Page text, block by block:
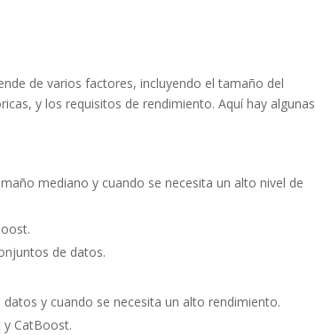
de varios factores, incluyendo el tamaño del
y los requisitos de rendimiento. Aquí hay algunas
mediano y cuando se necesita un alto nivel de
de datos.
y cuando se necesita un alto rendimiento.
y CatBoost.